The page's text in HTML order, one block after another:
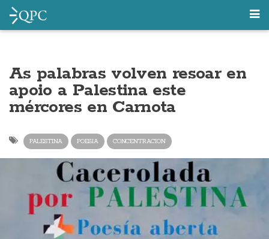
As palabras volven resoar en
apoio a Palestina este
mércores en Carnota
PALESTINA POESIA CONCENTRACION